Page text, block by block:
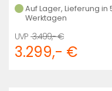
Auf Lager, Lieferung in
Werktagen
3.499,- €
3.299,- €